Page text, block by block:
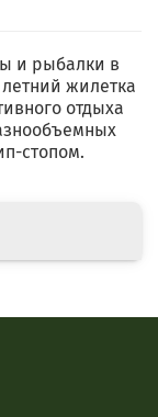
и рыбалки в
жилетка
отдыха
стопом.